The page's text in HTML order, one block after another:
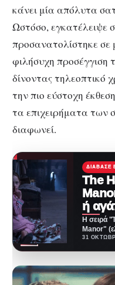
κάνει μία απόλυτα
Ωστόσο, εγκατέλειψε
προσανατολίστηκε σε
φιλήσυχη προσέγγιση
δίνοντας τηλεοπτικό
την πιο εύστοχη
τα επιχειρήματα των
διαφωνεί.
ΔΙΆΒΑΣΕ
The
ή
Η σειρά
Manor"
της
31